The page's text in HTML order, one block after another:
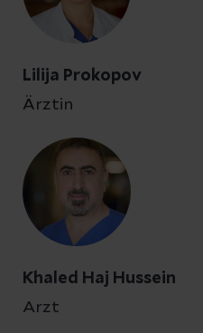
Lilija Prokopov
Ärztin
Khaled Haj Hussein
Arzt